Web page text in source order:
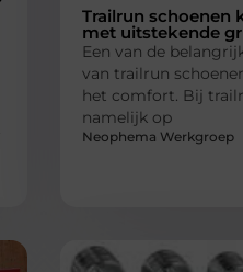
Trailrun schoenen
met uitstekende
Een van de
van trailrun
het comfort. Bij
namelijk op
Neophema Werkgroep